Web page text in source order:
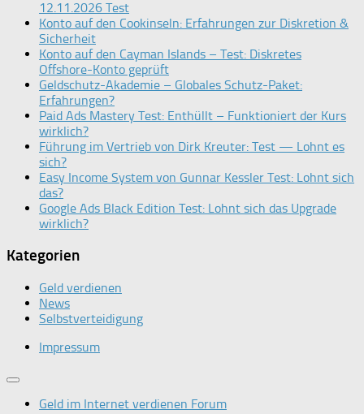
12.11.2026 Test
Konto auf den Cookinseln: Erfahrungen zur Diskretion &
Sicherheit
Konto auf den Cayman Islands – Test: Diskretes
Offshore-Konto geprüft
Geldschutz-Akademie – Globales Schutz-Paket:
Erfahrungen?
Paid Ads Mastery Test: Enthüllt – Funktioniert der Kurs
wirklich?
Führung im Vertrieb von Dirk Kreuter: Test — Lohnt es
sich?
Easy Income System von Gunnar Kessler Test: Lohnt sich
das?
Google Ads Black Edition Test: Lohnt sich das Upgrade
wirklich?
Kategorien
Geld verdienen
News
Selbstverteidigung
Impressum
Geld im Internet verdienen Forum